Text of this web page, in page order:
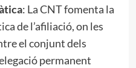
: La CNT fomenta la
de l’afiliació, on les
el conjunt dels
permanent